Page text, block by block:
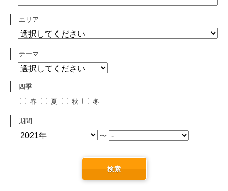
エリア
テーマ
四季
春
夏 秋 冬
期間
〜
検索